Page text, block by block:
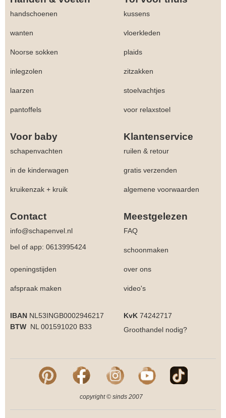
handschoenen kussens
wanten vloerkleden
Noorse sokken plaids
inlegzolen zitzakken
laarzen stoelvachtjes
pantoffels voor relaxstoel
Voor baby Klantenservice
schapenvachten ruilen & retour
in de kinderwagen gratis verzenden
kruikenzak + kruik algemene voorwaarden
Contact Meestgelezen
info@schapenvel.nl
FAQ
bel of app: 0613995424
schoonmaken
openingstijden over ons
afspraak maken video's
IBAN NL53INGB0002946217 KvK 74242717
BTW NL 001591020 B33 Groothandel nodig?
copyright © sinds 2007